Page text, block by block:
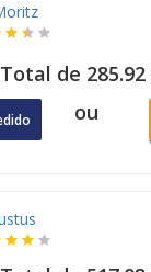
Total de 285.92
ou